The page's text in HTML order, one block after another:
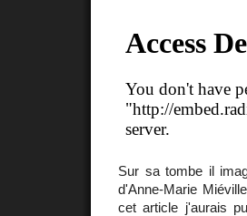
Sur sa tombe il
d'Anne-Marie
cet article j'aurais